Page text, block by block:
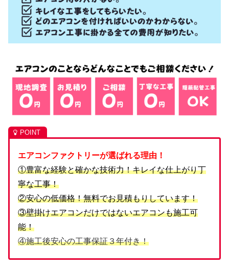
エアコンファクトリーが選ばれる理由！
①豊富な経験と確かな技術力！キレイな仕上がり丁
寧な工事！
②安心の低価格！無料でお見積もりしています！
③壁掛けエアコンだけではないエアコンも施工可
能！
④施工後安心の工事保証３年付き！